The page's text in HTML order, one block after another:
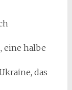
eine halbe
das